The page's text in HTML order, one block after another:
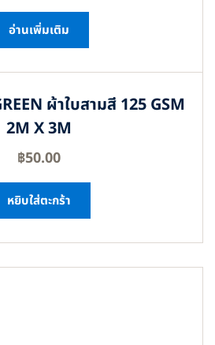
อ่านเพิ่มเติม
ผ้าใบสามสี 125 GSM
2M X 3M
฿50.00
หยิบใส่ตะกร้า